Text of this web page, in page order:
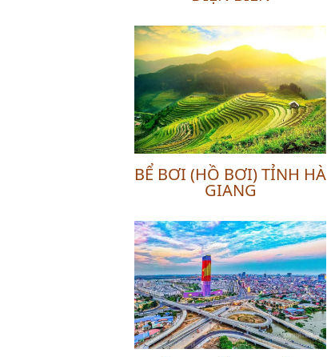
BỂ BƠI (HỒ BƠI) TỈNH HÀ
GIANG